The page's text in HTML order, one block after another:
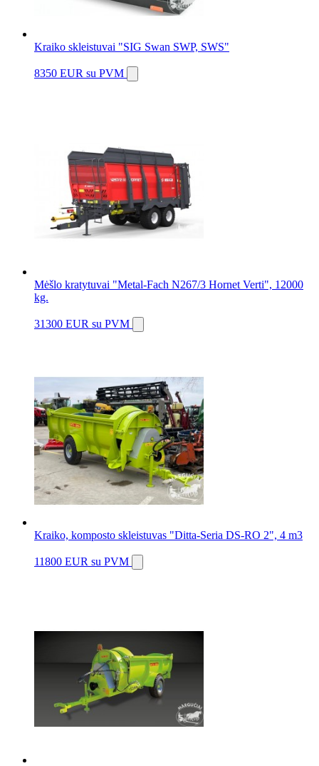
Kraiko skleistuvai "SIG Swan SWP, SWS"
8350 EUR su PVM
Mėšlo kratytuvai "Metal-Fach N267/3 Hornet Verti", 12000
kg.
31300 EUR su PVM
Kraiko, komposto skleistuvas "Ditta-Seria DS-RO 2", 4 m3
11800 EUR su PVM